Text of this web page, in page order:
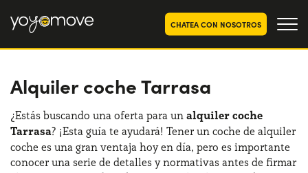
CHATEA CON NOSOTROS
OFERTAS RENTING COCHES
Particulares
Autónomos y Empresas
OFERTAS RENTING
SEGUNDA MANO
RENTING COCHES POR MESES
Alquiler coche Tarrasa
¿Estás buscando una oferta para un alquiler coche
Tarrasa? ¡Esta guía te ayudará! Tener un coche de alquiler
coche es una gran ventaja hoy en día, pero es importante
conocer una serie de detalles y normativas antes de firmar